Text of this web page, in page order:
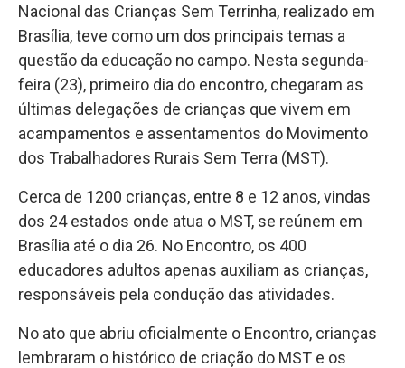
Nacional das Crianças Sem Terrinha, realizado em
Brasília, teve como um dos principais temas a
questão da educação no campo. Nesta segunda-
feira (23), primeiro dia do encontro, chegaram as
últimas delegações de crianças que vivem em
acampamentos e assentamentos do Movimento
dos Trabalhadores Rurais Sem Terra (MST).
Cerca de 1200 crianças, entre 8 e 12 anos, vindas
dos 24 estados onde atua o MST, se reúnem em
Brasília até o dia 26. No Encontro, os 400
educadores adultos apenas auxiliam as crianças,
responsáveis pela condução das atividades.
No ato que abriu oficialmente o Encontro, crianças
lembraram o histórico de criação do MST e os